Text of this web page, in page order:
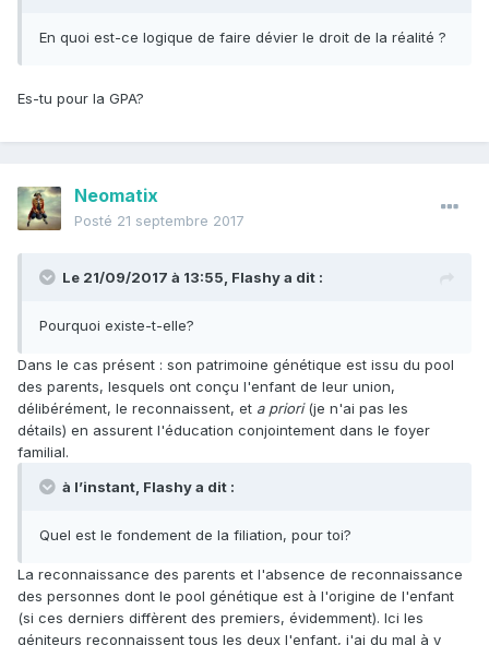
En quoi est-ce logique de faire dévier le droit de la réalité ?
Es-tu pour la GPA?
Neomatix
Posté 21 septembre 2017
Le 21/09/2017 à 13:55, Flashya dit :
Pourquoi existe-t-elle?
Dans le cas présent : son patrimoine génétique est issu du pool
des parents, lesquels ont conçu l'enfant de leur union,
délibérément, le reconnaissent, et a priori(je n'ai pas les
détails) en assurent l'éducation conjointement dans le foyer
familial.
à l’instant, Flashy a dit :
Quel est le fondement de la filiation, pour toi?
La reconnaissance des parents et l'absence de reconnaissance
des personnes dont le pool génétique est à l'origine de l'enfant
(si ces derniers diffèrent des premiers, évidemment). Ici les
géniteurs reconnaissent tous les deux l'enfant, j'ai du mal à y